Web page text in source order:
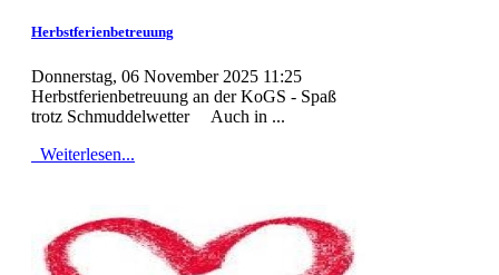
Herbstferienbetreuung
Donnerstag, 06 November 2025 11:25
Herbstferienbetreuung an der KoGS - Spaß
trotz Schmuddelwetter Auch in ...
Weiterlesen...